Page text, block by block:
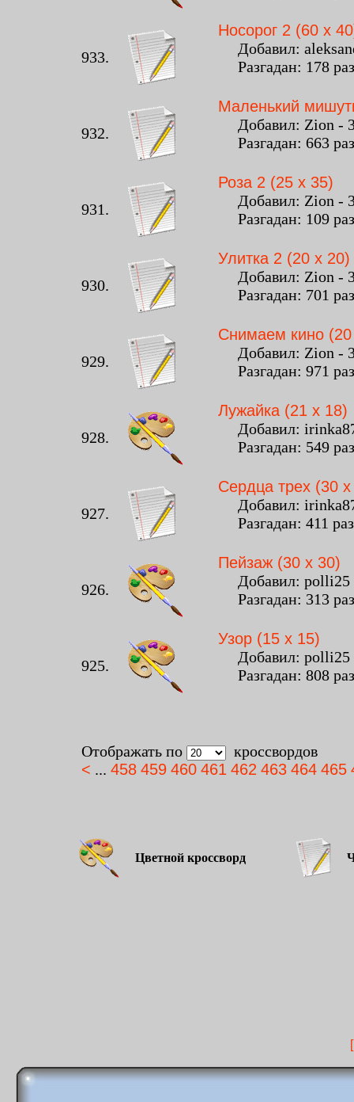
933.
Носорог 2 (60 x
Добавил:
Разгадан: 178
932.
Маленький
Добавил: Zion - 3
Разгадан: 663
931.
Роза 2 (25 x 35)
Добавил: Zion - 3
Разгадан: 109
930.
Улитка 2 (20 x 20)
Добавил: Zion - 3
Разгадан: 701
929.
Снимаем кино
Добавил: Zion - 3
Разгадан: 971
928.
Лужайка (21 x 18)
Добавил:
Разгадан: 549
927.
Cердца трех (30
Добавил:
Разгадан: 411
926.
Пейзаж (30 x 30)
Добавил: polli25 -
Разгадан: 313
925.
Узор (15 x 15)
Добавил: polli25 -
Разгадан: 808
Отображать по
кроссвордов
< ... 458 459 460 461 462 463 464 465
Цветной кроссворд